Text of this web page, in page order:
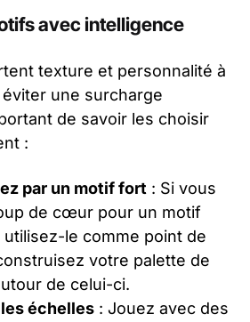
avec intelligence
texture et personnalité à
une surcharge
de savoir les choisir
:
par un motif fort : Si vous
de cœur pour un motif
utilisez-le comme point de
votre palette de
de celui-ci.
échelles : Jouez avec des